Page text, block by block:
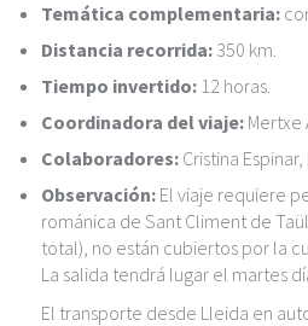
Temática complementaria:
Distancia recorrida: 350 km.
Tiempo invertido: 12 horas.
Coordinadora del viaje: Mertxe
Colaboradores:Cristina
Observación: El viaje requiere
románica de Sant Climent de
total), no están cubiertos por la
La salida tendrá lugar el martes
El transporte desde Lleida en